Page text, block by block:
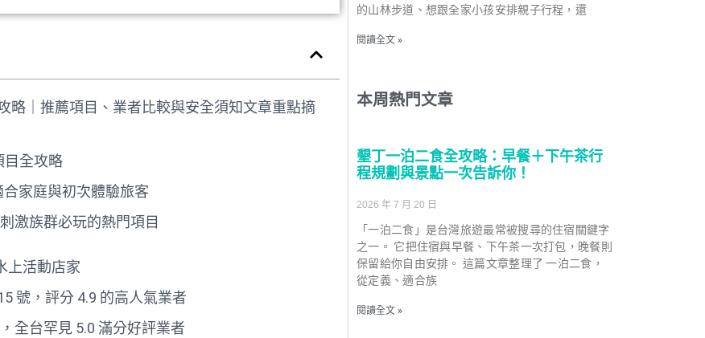
略｜推薦項目、業者比較與安全須知文章重點摘
目全攻略
家庭與初次體驗旅客
激族群必玩的熱門項目
上活動店家
號，評分 4.9 的高人氣業者
全台罕見 5.0 滿分好評業者
的山林步道、想跟全家小孩安排親子行程，還
閱讀全文 »
本周熱門文章
墾丁一泊二食全攻略：早餐＋下午茶行
程規劃與景點一次告訴你！
2026 年 7 月 20 日
「一泊二食」是台灣旅遊最常被搜尋的住宿關鍵字
之一。 它把住宿與早餐、下午茶一次打包，晚餐則
保留給你自由安排。 這篇文章整理了 一泊二食，
從定義、適合族
閱讀全文 »